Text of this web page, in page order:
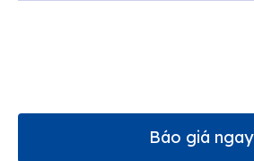
Báo giá ngay